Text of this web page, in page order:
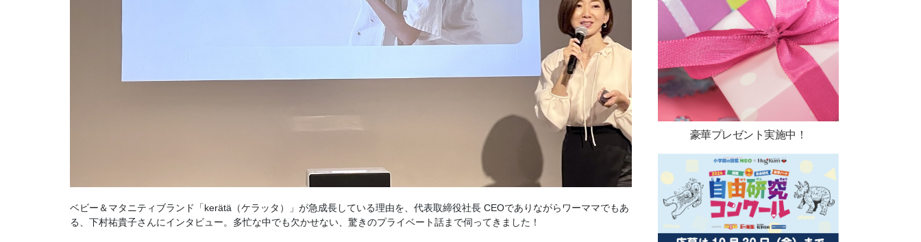
ベビー＆マタニティブランド「kerätä（ケラッタ）」が急成長している理由を、代表取締役社長 CEOでありながらワーママでもあ
る、下村祐貴子さんにインタビュー。多忙な中でも欠かせない、驚きのプライベート話まで伺ってきました！
豪華プレゼント実施中！